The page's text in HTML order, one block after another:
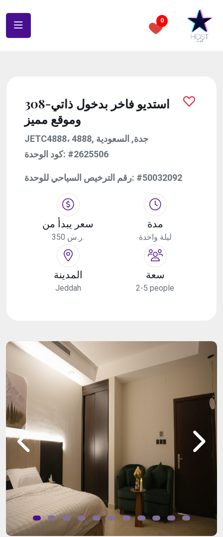
0
308-استديو فاخر بدخول ذاتي
وموقع مميز
JETC4888، 4888, جدة, السعودية
كود الوحدة: #2625506
رقم الترخيص السياحي للوحدة: #50032092
سعر يبدأ من
350 ر.س.
مدة
ليلة واحدة
المدينة
Jeddah
سعة
2-5 people